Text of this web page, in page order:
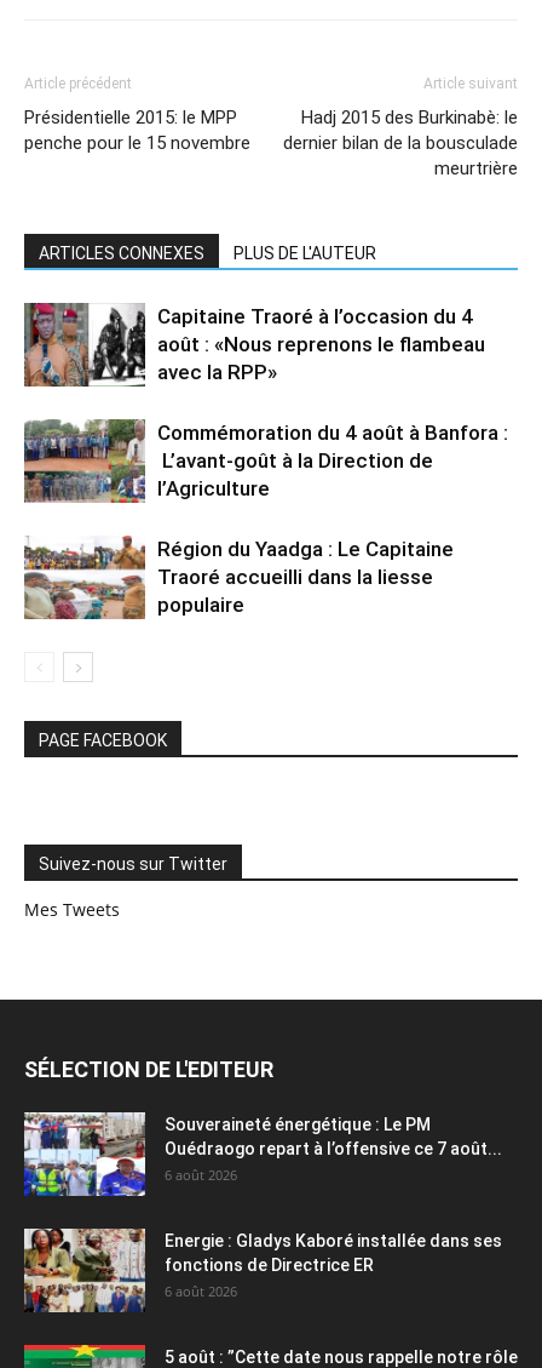
Article précédent
Présidentielle 2015: le MPP
penche pour le 15 novembre
Article suivant
Hadj 2015 des Burkinabè: le
dernier bilan de la bousculade
meurtrière
ARTICLES CONNEXES PLUS DE L'AUTEUR
Capitaine Traoré à l’occasion du 4
août : «Nous reprenons le flambeau
avec la RPP»
Commémoration du 4 août à Banfora :
L’avant-goût à la Direction de
l’Agriculture
Région du Yaadga : Le Capitaine
Traoré accueilli dans la liesse
populaire
PAGE FACEBOOK
Suivez-nous sur Twitter
Mes Tweets
SÉLECTION DE L'EDITEUR
Souveraineté énergétique : Le PM
Ouédraogo repart à l’offensive ce 7 août...
6 août 2026
Energie : Gladys Kaboré installée dans ses
fonctions de Directrice ER
6 août 2026
5 août : ”Cette date nous rappelle notre rôle